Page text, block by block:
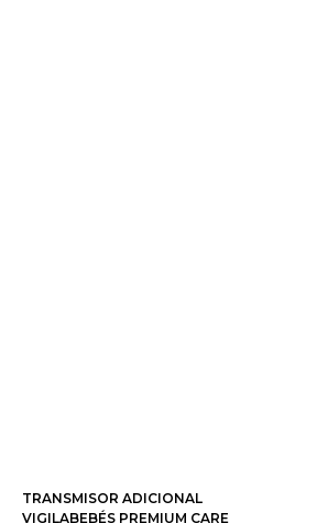
TRANSMISOR ADICIONAL
VIGILABEBÉS PREMIUM CARE